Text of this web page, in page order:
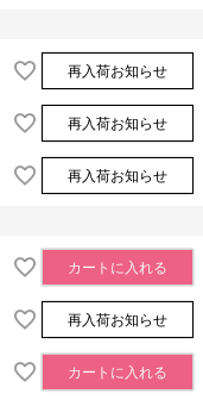
再入荷お知らせ
再入荷お知らせ
再入荷お知らせ
カートに入れる
再入荷お知らせ
カートに入れる